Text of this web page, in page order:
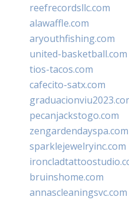
reefrecordsllc.com
alawaffle.com
aryouthfishing.com
united-basketball.com
tios-tacos.com
cafecito-satx.com
pecanjackstogo.com
zengardendayspa.com
sparklejewelryinc.com
bruinshome.com
annascleaningsvc.com